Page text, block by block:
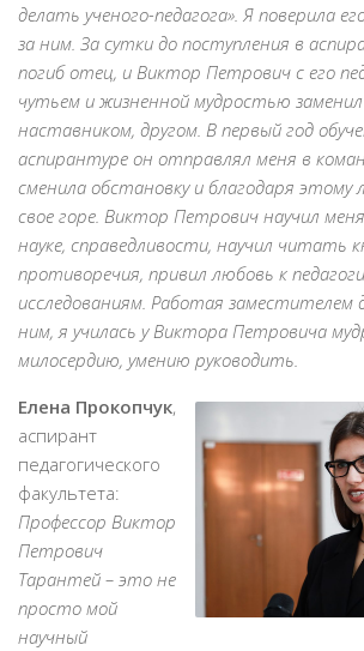
делать ученого-педагога». Я поверила
за ним. За сутки до поступления в
погиб отец, и Виктор Петрович с его
чутьем и жизненной мудростью
наставником, другом. В первый год
аспирантуре он отправлял меня в
сменила обстановку и благодаря этому
свое горе. Виктор Петрович научил
науке, справедливости, научил читать
противоречия, привил любовь к
исследованиям. Работая заместителем
ним, я училась у Виктора Петровича
милосердию, умению руководить.
Елена Прокопчук,
аспирант
педагогического
факультета:
Профессор Виктор
Петрович
Тарантей – это не
просто мой
научный